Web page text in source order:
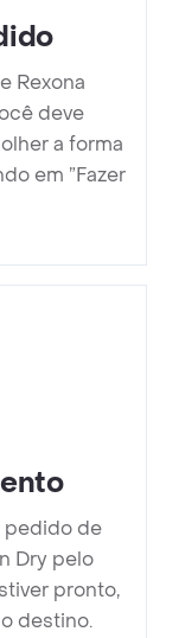
Rexona
deve
a forma
em ”Fazer
pedido de
Dry pelo
pronto,
destino.